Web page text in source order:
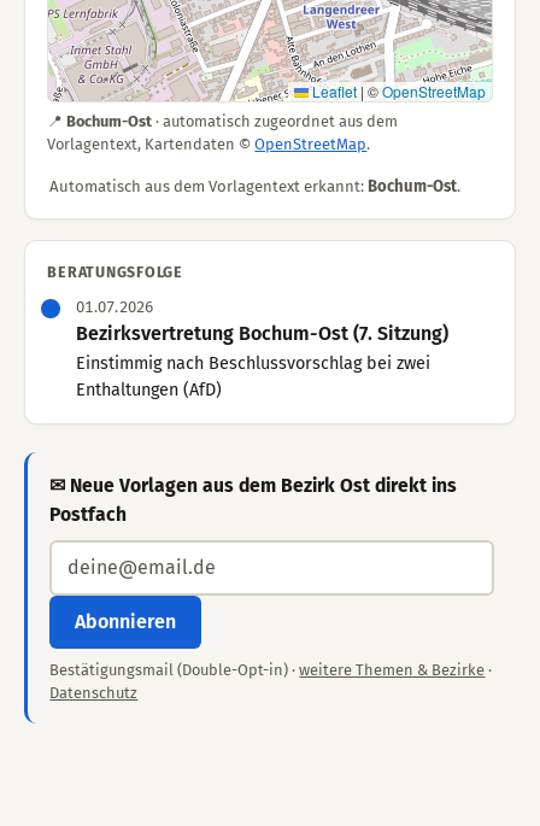
Leaflet | ©OpenStreetMap
📍Bochum-Ost · automatisch zugeordnet aus dem
Vorlagentext, Kartendaten ©OpenStreetMap.
Automatisch aus dem Vorlagentext erkannt: Bochum-Ost.
BERATUNGSFOLGE
01.07.2026
Bezirksvertretung Bochum-Ost (7. Sitzung)
Einstimmig nach Beschlussvorschlag bei zwei
Enthaltungen (AfD)
✉ Neue Vorlagen aus dem Bezirk Ost direkt ins
Postfach
Abonnieren
Bestätigungsmail (Double-Opt-in) ·weitere Themen & Bezirke ·
Datenschutz